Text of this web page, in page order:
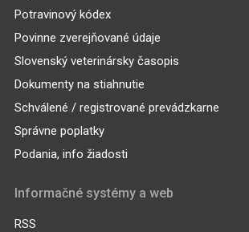
Potravinový kódex
Povinne zverejňované údaje
Slovenský veterinársky časopis
Dokumenty na stiahnutie
Schválené / registrované prevádzkarne
Správne poplatky
Podania, info žiadosti
Informačné systémy a web
RSS